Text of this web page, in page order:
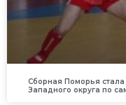
Сборная Поморья
Западного округа по